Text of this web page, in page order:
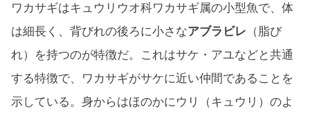
ワカサギはキュウリウオ科ワカサギ属の小型魚で、体
は細長く、背びれの後ろに小さなアブラビレ （脂び
れ）を持つのが特徴だ。これはサケ・アユなどと共通
する特徴で、ワカサギがサケに近い仲間であることを
示している。身からはほのかにウリ（キュウリ）のよ